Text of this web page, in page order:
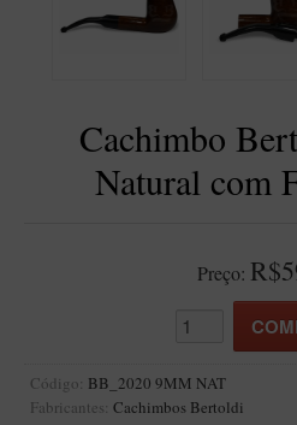
Blends Para Enrolar
Doctor Pipe
Geróss
LINHA IDELFONSO BERTOLDI
Cachimbo
Natural com
Preço:
Código: BB_2020 9MM NAT
Fabricantes: Cachimbos Bertoldi